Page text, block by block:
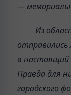
—
Из
в настоящий
Правда для
городского